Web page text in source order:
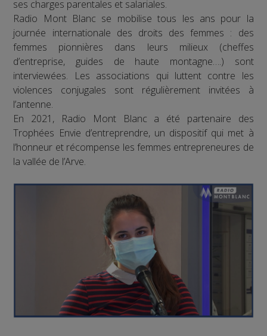
ses charges parentales et salariales.
Radio Mont Blanc se mobilise tous les ans pour la
journée internationale des droits des femmes : des
femmes pionnières dans leurs milieux (cheffes
d’entreprise, guides de haute montagne….) sont
interviewées. Les associations qui luttent contre les
violences conjugales sont régulièrement invitées à
l’antenne.
En 2021, Radio Mont Blanc a été partenaire des
Trophées Envie d’entreprendre, un dispositif qui met à
l’honneur et récompense les femmes entrepreneures de
la vallée de l’Arve.